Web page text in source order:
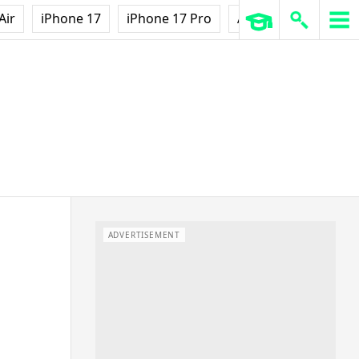
iPhone 17 iPhone 17 Pro AirPods Pro 3
ADVERTISEMENT